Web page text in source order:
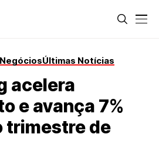
NegóciosÚltimas Notícias
acelera
e avança 7%
trimestre de